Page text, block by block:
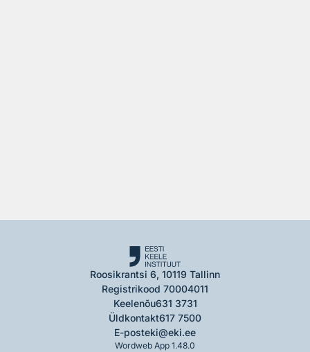
Roosikrantsi 6, 10119 Tallinn
Registrikood 70004011
Keelenõu631 3731
Üldkontakt617 7500
E-posteki@eki.ee
Wordweb App 1.48.0